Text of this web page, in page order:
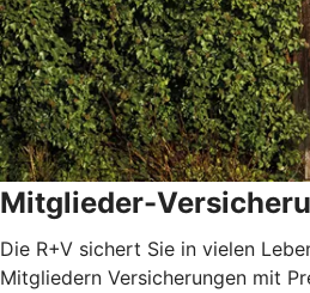
Mitglieder-
Die R+V sichert Sie in vielen
Mitgliedern Versicherungen mit